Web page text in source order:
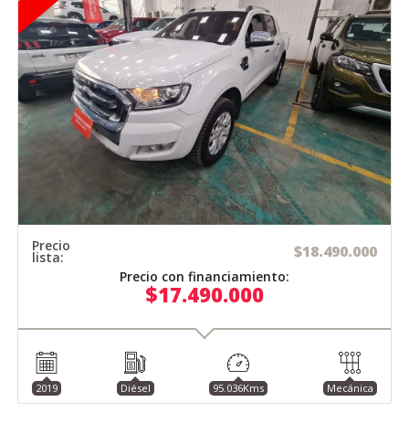
Precio
lista: $18.490.000
Precio con financiamiento:
$17.490.000
2019 Diésel 95.036Kms Mecánica